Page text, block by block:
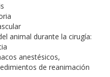
animal durante la cirugía:
anestésicos,
de reanimación